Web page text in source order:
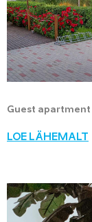
Guest apartment
LOE LÄHEMALT